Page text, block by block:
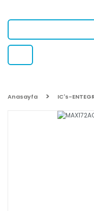
Anasayfa IC's-